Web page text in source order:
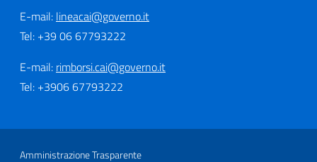
E-mail: lineacai@governo.it
Tel: +39 06 67793222
E-mail: rimborsi.cai@governo.it
Tel: +3906 67793222
Sezione Link Utili
Amministrazione Trasparente